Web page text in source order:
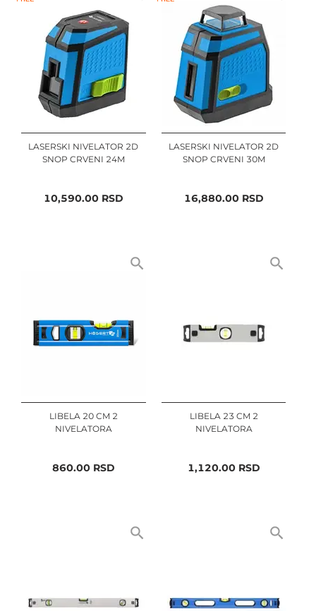
LASERSKI NIVELATOR 2D
SNOP CRVENI 24M
10,590.00RSD
LASERSKI NIVELATOR 2D
SNOP CRVENI 30M
16,880.00RSD
LIBELA 20 CM 2
NIVELATORA
860.00RSD
LIBELA 23 CM 2
NIVELATORA
1,120.00RSD